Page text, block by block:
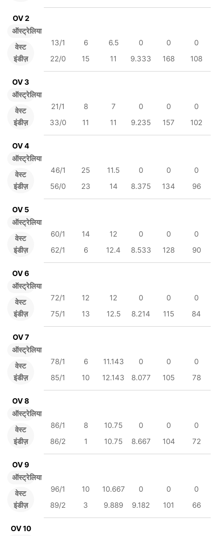
OV 2
ऑस्ट्रेलिया
वेस्ट
इंडीज़
13/1 6 6.5 0 0
0
22/0
15 11 9.333 168 108
OV 3
ऑस्ट्रेलिया
वेस्ट
इंडीज़
21/1 8 7 0 0
0
33/0
11 11 9.235 157 102
OV 4
ऑस्ट्रेलिया
वेस्ट
इंडीज़
46/1 25 11.5 0 0
0
56/0
23 14 8.375 134 96
OV 5
ऑस्ट्रेलिया
वेस्ट
इंडीज़
60/1 14 12 0 0
0
62/1
6 12.4 8.533 128 90
OV 6
ऑस्ट्रेलिया
वेस्ट
इंडीज़
72/1 12 12 0 0
0
75/1
13 12.5 8.214 115 84
OV 7
ऑस्ट्रेलिया
वेस्ट
इंडीज़
78/1 6 11.143 0 0
0
85/1
10 12.143 8.077 105 78
OV 8
ऑस्ट्रेलिया
वेस्ट
इंडीज़
86/1 8 10.75 0 0
0
86/2
1 10.75 8.667 104 72
OV 9
ऑस्ट्रेलिया
वेस्ट
इंडीज़
96/1 10 10.667 0 0
0
89/2
3 9.889 9.182 101 66
OV 10